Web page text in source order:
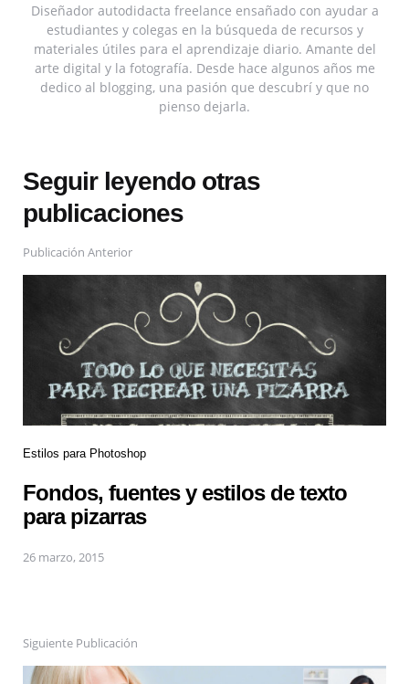
Diseñador autodidacta freelance ensañado con ayudar a
estudiantes y colegas en la búsqueda de recursos y
materiales útiles para el aprendizaje diario. Amante del
arte digital y la fotografía. Desde hace algunos años me
dedico al blogging, una pasión que descubrí y que no
pienso dejarla.
Seguir leyendo otras
publicaciones
Publicación Anterior
Estilos para Photoshop
Fondos, fuentes y estilos de texto
para pizarras
26 marzo, 2015
Siguiente Publicación